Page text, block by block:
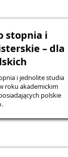
stopnia i
– dla
i jednolite studia
roku akademickim
polskie